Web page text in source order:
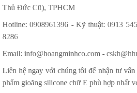
Thủ Đức Cũ), TPHCM
Hotline: 0908961396 - Kỹ thuật: 0913
8286
Email: info@hoangminhco.com -
Liên hệ ngay với chúng tôi để nhận tư
phẩm gioăng silicone chữ E phù hợp nhất